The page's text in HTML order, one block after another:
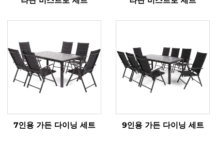
7인용 가든 다이닝 세트 9인용 가든 다이닝 세트